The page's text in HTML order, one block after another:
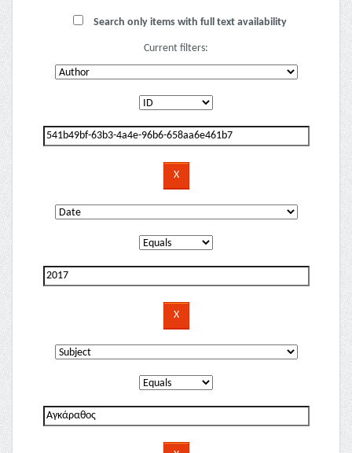
Search only items with full text availability
Current filters: